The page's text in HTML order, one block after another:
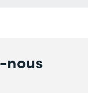
nous